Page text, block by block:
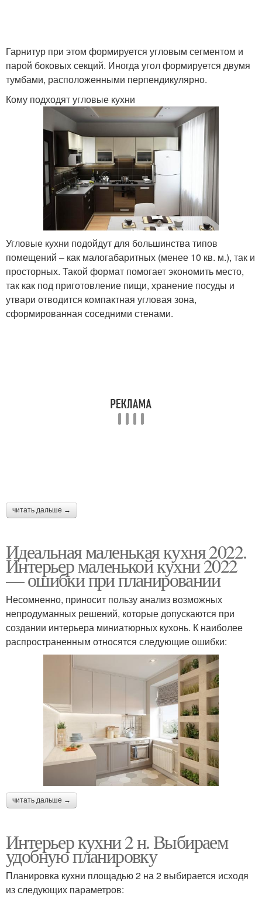
Гарнитур при этом формируется угловым сегментом и
парой боковых секций. Иногда угол формируется двумя
тумбами, расположенными перпендикулярно.
Кому подходят угловые кухни
Угловые кухни подойдут для большинства типов
помещений – как малогабаритных (менее 10 кв. м.), так и
просторных. Такой формат помогает экономить место,
так как под приготовление пищи, хранение посуды и
утвари отводится компактная угловая зона,
сформированная соседними стенами.
читать дальше →
Идеальная маленькая кухня 2022.
Интерьер маленькой кухни 2022
— ошибки при планировании
Несомненно, приносит пользу анализ возможных
непродуманных решений, которые допускаются при
создании интерьера миниатюрных кухонь. К наиболее
распространенным относятся следующие ошибки:
читать дальше →
Интерьер кухни 2 н. Выбираем
удобную планировку
Планировка кухни площадью 2 на 2 выбирается исходя
из следующих параметров: